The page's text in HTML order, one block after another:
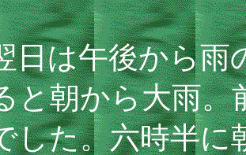
は午後から雨
と朝から大雨。
した。六時半に